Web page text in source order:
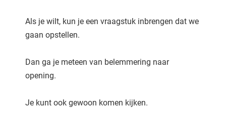
Als je wilt, kun je een vraagstuk inbrengen dat we
gaan opstellen.
Dan ga je meteen van belemmering naar
opening.
Je kunt ook gewoon komen kijken.